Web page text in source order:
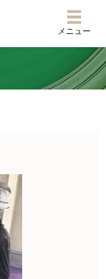
メニ
メニュー